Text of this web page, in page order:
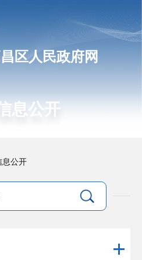
区人民政府网
息公开
公开